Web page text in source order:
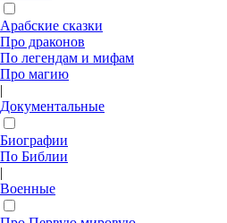
Арабские сказки
Про драконов
По легендам и мифам
Про магию
|
Документальные
Биографии
По Библии
|
Военные